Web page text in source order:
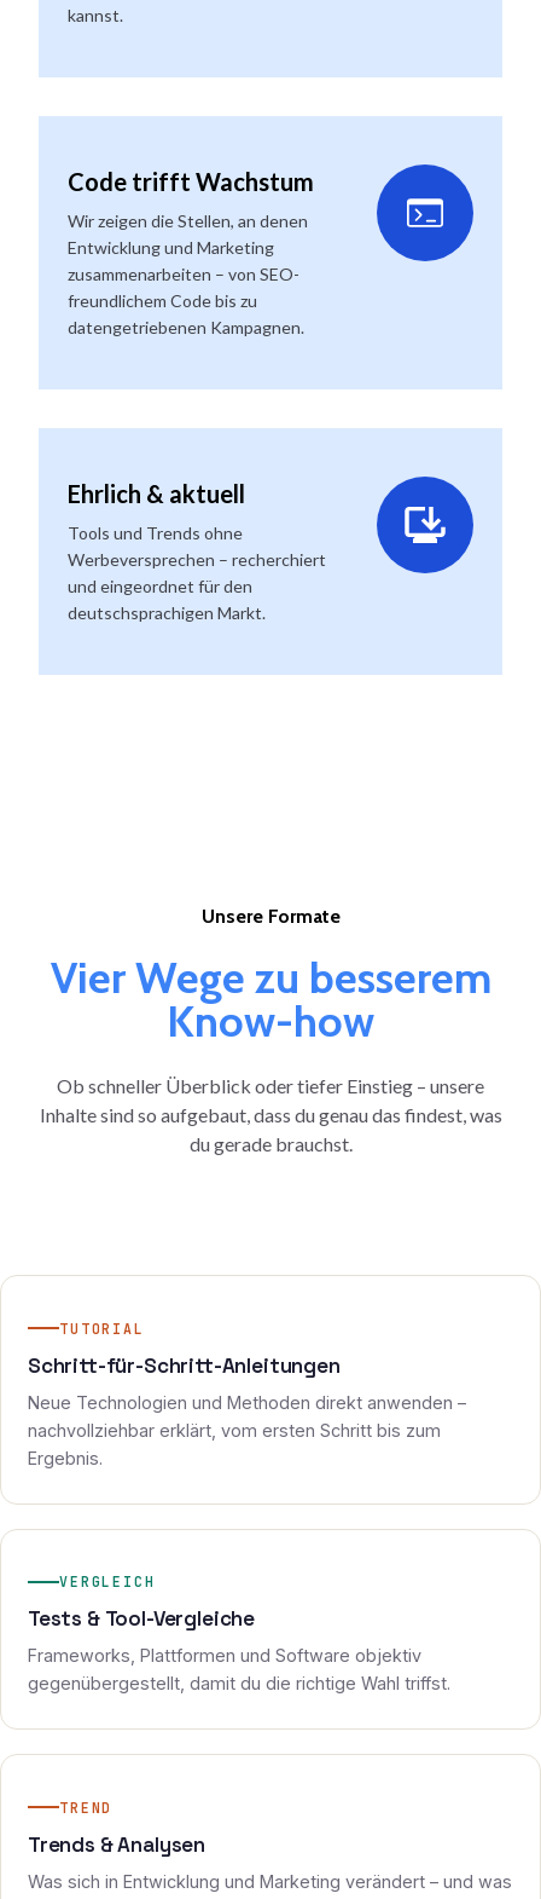
kannst.
Code trifft Wachstum
Wir zeigen die Stellen, an denen
Entwicklung und Marketing
zusammenarbeiten – von SEO-
freundlichem Code bis zu
datengetriebenen Kampagnen.
Ehrlich & aktuell
Tools und Trends ohne
Werbeversprechen – recherchiert
und eingeordnet für den
deutschsprachigen Markt.
Unsere Formate
Vier Wege zu besserem
Know-how
Ob schneller Überblick oder tiefer Einstieg – unsere
Inhalte sind so aufgebaut, dass du genau das findest, was
du gerade brauchst.
TUTORIAL
Schritt-für-Schritt-Anleitungen
Neue Technologien und Methoden direkt anwenden –
nachvollziehbar erklärt, vom ersten Schritt bis zum
Ergebnis.
VERGLEICH
Tests & Tool-Vergleiche
Frameworks, Plattformen und Software objektiv
gegenübergestellt, damit du die richtige Wahl triffst.
TREND
Trends & Analysen
Was sich in Entwicklung und Marketing verändert – und was